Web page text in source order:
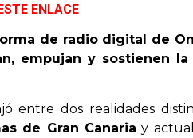
ENLACE
de radio digital de
empujan y sostienen
entre dos realidades
de Gran Canaria y